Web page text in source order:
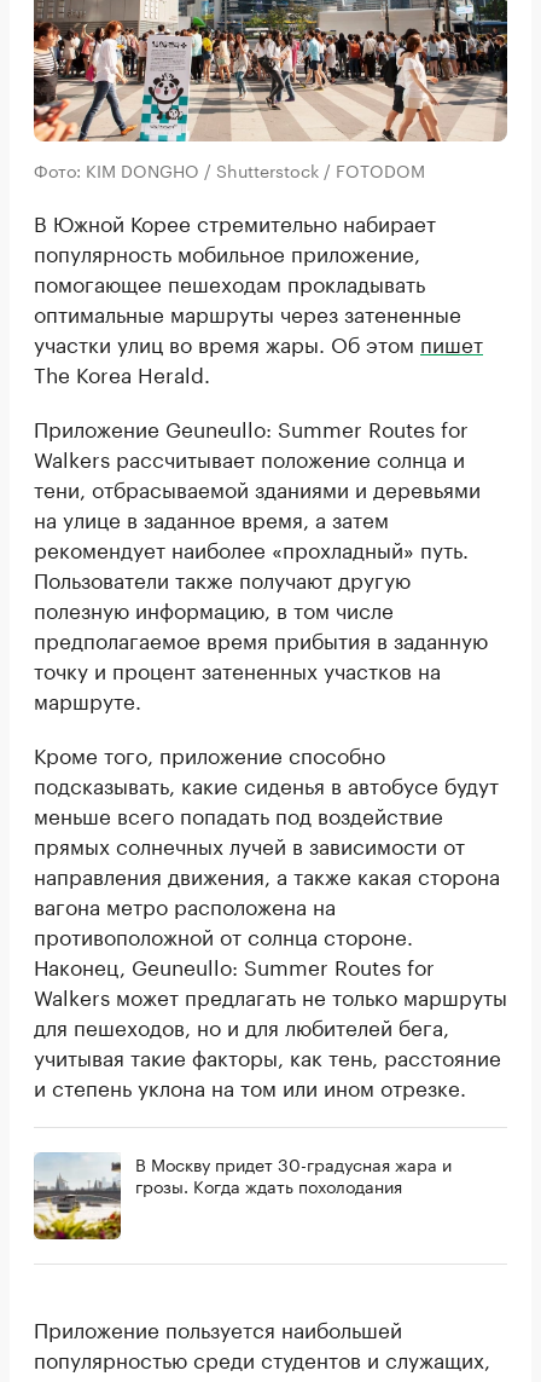
Фото: KIM DONGHO / Shutterstock / FOTODOM
В Южной Корее стремительно набирает
популярность мобильное приложение,
помогающее пешеходам прокладывать
оптимальные маршруты через затененные
участки улиц во время жары. Об этом пишет
The Korea Herald.
Приложение Geuneullo: Summer Routes for
Walkers рассчитывает положение солнца и
тени, отбрасываемой зданиями и деревьями
на улице в заданное время, а затем
рекомендует наиболее «прохладный» путь.
Пользователи также получают другую
полезную информацию, в том числе
предполагаемое время прибытия в заданную
точку и процент затененных участков на
маршруте.
Кроме того, приложение способно
подсказывать, какие сиденья в автобусе будут
меньше всего попадать под воздействие
прямых солнечных лучей в зависимости от
направления движения, а также какая сторона
вагона метро расположена на
противоположной от солнца стороне.
Наконец, Geuneullo: Summer Routes for
Walkers может предлагать не только маршруты
для пешеходов, но и для любителей бега,
учитывая такие факторы, как тень, расстояние
и степень уклона на том или ином отрезке.
В Москву придет 30-градусная жара и
грозы. Когда ждать похолодания
Приложение пользуется наибольшей
популярностью среди студентов и служащих,